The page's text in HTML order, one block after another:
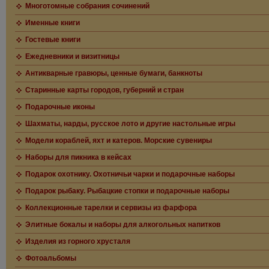
Многотомные собрания сочинений
Именные книги
Гостевые книги
Ежедневники и визитницы
Антикварные гравюры, ценные бумаги, банкноты
Старинные карты городов, губерний и стран
Подарочные иконы
Шахматы, нарды, русское лото и другие настольные игры
Модели кораблей, яхт и катеров. Морские сувениры
Наборы для пикника в кейсах
Подарок охотнику. Охотничьи чарки и подарочные наборы
Подарок рыбаку. Рыбацкие стопки и подарочные наборы
Коллекционные тарелки и сервизы из фарфора
Элитные бокалы и наборы для алкогольных напитков
Изделия из горного хрусталя
Фотоальбомы